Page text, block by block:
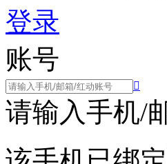
登录
账号

请输入手机/